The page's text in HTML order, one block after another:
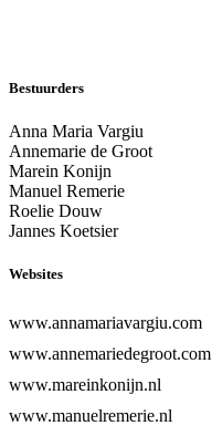
Bestuurders
Anna Maria Vargiu
Annemarie de Groot
Marein Konijn
Manuel Remerie
Roelie Douw
Jannes Koetsier
Websites
www.annamariavargiu.com
www.annemariedegroot.com
www.mareinkonijn.nl
www.manuelremerie.nl